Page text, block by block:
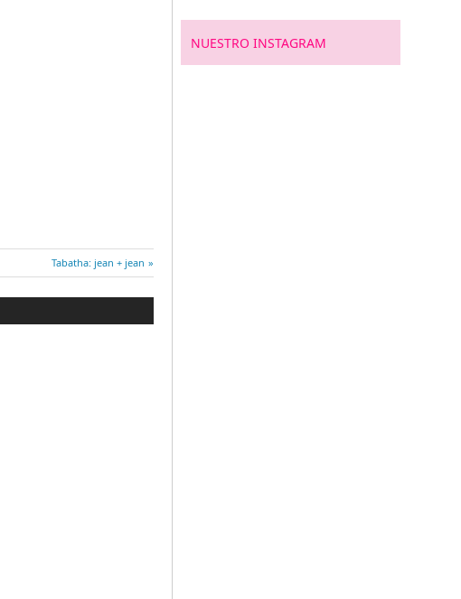
Entrada
siguiente:
Tabatha: jean + jean
NUESTRO INSTAGRAM